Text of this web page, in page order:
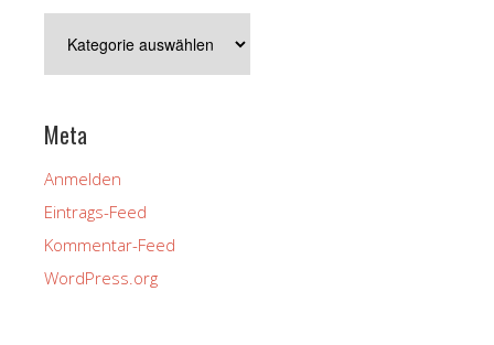
Meta
Anmelden
Eintrags-Feed
Kommentar-Feed
WordPress.org